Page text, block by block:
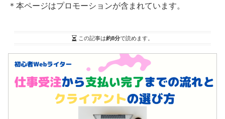
＊本ページはプロモーションが含まれています。
この記事は約8分で読めます。